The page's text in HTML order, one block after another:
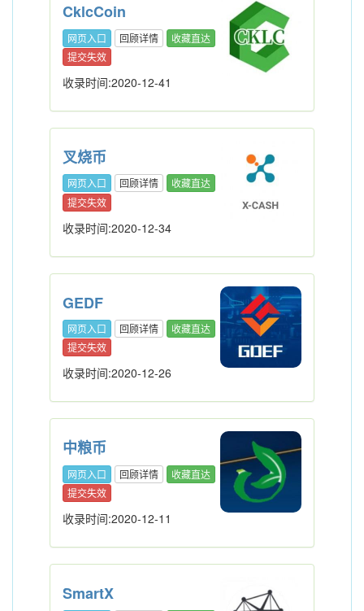
CklcCoin
网页入口 回顾详情
收藏直达
提交失效
收录时间:2020-12-41
叉烧币
网页入口 回顾详情
收藏直达
提交失效
收录时间:2020-12-34
GEDF
网页入口 回顾详情
收藏直达
提交失效
收录时间:2020-12-26
中粮币
网页入口 回顾详情
收藏直达
提交失效
收录时间:2020-12-11
SmartX